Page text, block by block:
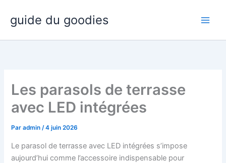
contenu
guide du goodies
Les parasols de terrasse
avec LED intégrées
Paradmin/4 juin 2026
Le parasol de terrasse avec LED intégrées s’impose
aujourd’hui comme l’accessoire indispensable pour